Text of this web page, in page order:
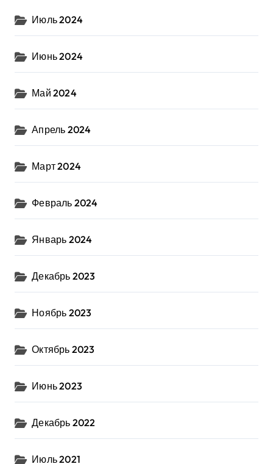
Июль 2024
Июнь 2024
Май 2024
Апрель 2024
Март 2024
Февраль 2024
Январь 2024
Декабрь 2023
Ноябрь 2023
Октябрь 2023
Июнь 2023
Декабрь 2022
Июль 2021